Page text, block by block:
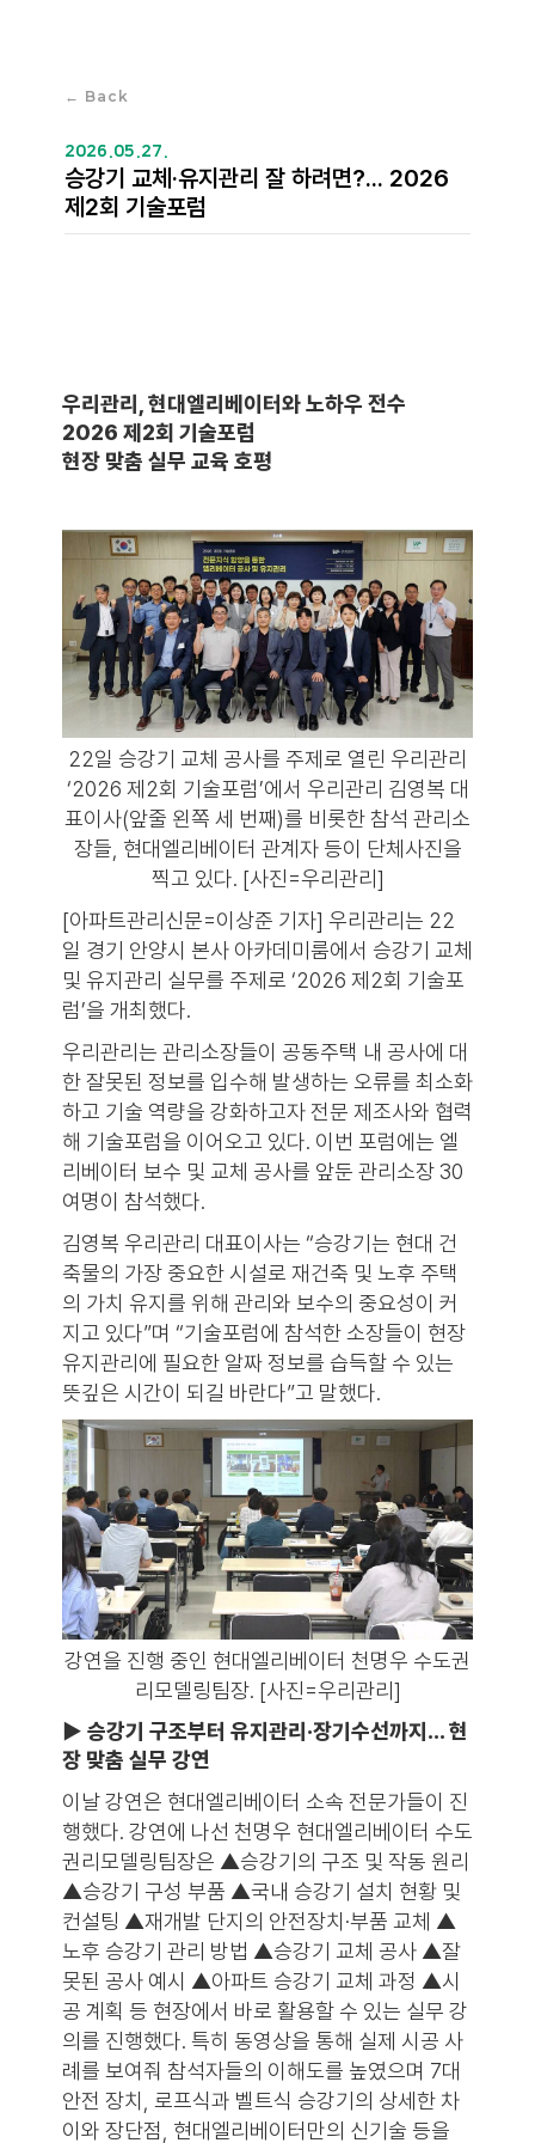
← Back
2026.05.27.
승강기 교체·유지관리 잘 하려면?... 2026
제2회 기술포럼
우리관리, 현대엘리베이터와 노하우 전수
2026 제2회 기술포럼
현장 맞춤 실무 교육 호평
22일 승강기 교체 공사를 주제로 열린 우리관리
‘2026 제2회 기술포럼’에서 우리관리 김영복 대
표이사(앞줄 왼쪽 세 번째)를 비롯한 참석 관리소
장들, 현대엘리베이터 관계자 등이 단체사진을
찍고 있다. [사진=우리관리]
[아파트관리신문=이상준 기자] 우리관리는 22
일 경기 안양시 본사 아카데미룸에서 승강기 교체
및 유지관리 실무를 주제로 ‘2026 제2회 기술포
럼’을 개최했다.
우리관리는 관리소장들이 공동주택 내 공사에 대
한 잘못된 정보를 입수해 발생하는 오류를 최소화
하고 기술 역량을 강화하고자 전문 제조사와 협력
해 기술포럼을 이어오고 있다. 이번 포럼에는 엘
리베이터 보수 및 교체 공사를 앞둔 관리소장 30
여명이 참석했다.
김영복 우리관리 대표이사는 “승강기는 현대 건
축물의 가장 중요한 시설로 재건축 및 노후 주택
의 가치 유지를 위해 관리와 보수의 중요성이 커
지고 있다”며 “기술포럼에 참석한 소장들이 현장
유지관리에 필요한 알짜 정보를 습득할 수 있는
뜻깊은 시간이 되길 바란다”고 말했다.
강연을 진행 중인 현대엘리베이터 천명우 수도권
리모델링팀장. [사진=우리관리]
▶ 승강기 구조부터 유지관리·장기수선까지… 현
장 맞춤 실무 강연
이날 강연은 현대엘리베이터 소속 전문가들이 진
행했다. 강연에 나선 천명우 현대엘리베이터 수도
권리모델링팀장은 ▲승강기의 구조 및 작동 원리
▲승강기 구성 부품 ▲국내 승강기 설치 현황 및
컨설팅 ▲재개발 단지의 안전장치·부품 교체 ▲
노후 승강기 관리 방법 ▲승강기 교체 공사 ▲잘
못된 공사 예시 ▲아파트 승강기 교체 과정 ▲시
공 계획 등 현장에서 바로 활용할 수 있는 실무 강
의를 진행했다. 특히 동영상을 통해 실제 시공 사
례를 보여줘 참석자들의 이해도를 높였으며 7대
안전 장치, 로프식과 벨트식 승강기의 상세한 차
이와 장단점, 현대엘리베이터만의 신기술 등을